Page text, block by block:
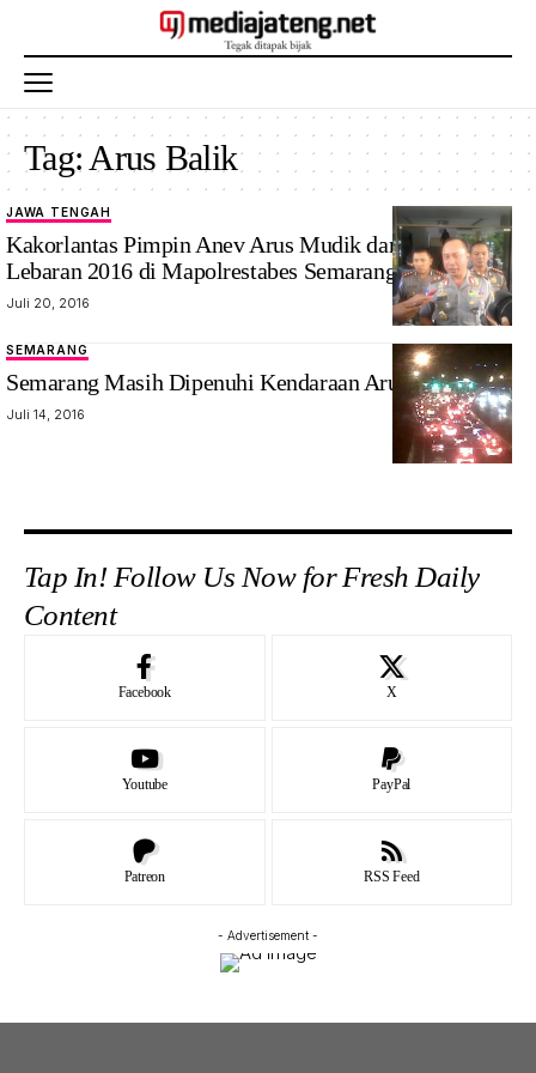
Tag: Arus Balik
JAWA TENGAH
Kakorlantas Pimpin Anev Arus Mudik dan Balik
Lebaran 2016 di Mapolrestabes Semarang
Juli 20, 2016
SEMARANG
Semarang Masih Dipenuhi Kendaraan Arus Balik
Juli 14, 2016
Tap In! Follow Us Now for Fresh Daily
Content
Facebook X
Youtube PayPal
Patreon RSS Feed
- Advertisement -